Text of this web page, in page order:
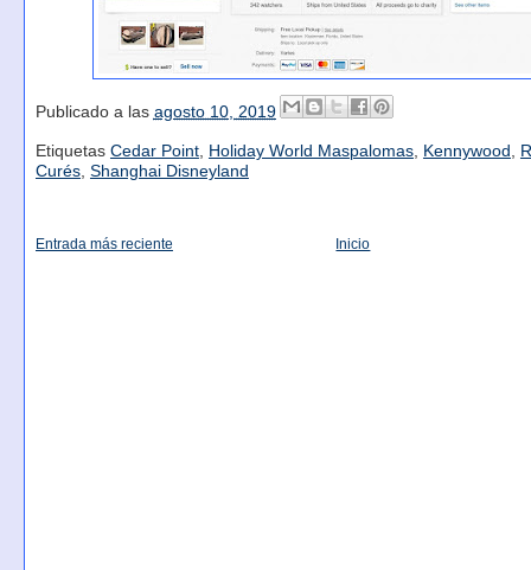
Publicado a las agosto 10, 2019
Etiquetas Cedar Point, Holiday World Maspalomas, Kennywood ,
Curés, Shanghai Disneyland
Entrada más reciente Inicio